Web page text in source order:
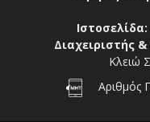
Ιστοσελίδα:
Διαχειριστής
Κλειώ
Αριθμός